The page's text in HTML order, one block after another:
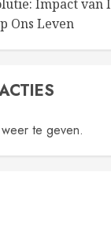
Impact van
Ons Leven
te geven.